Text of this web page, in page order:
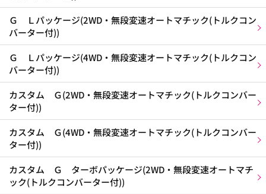
Ｇ Ｌパッケージ(2WD・無段変速オートマチック(トルクコン
バーター付))
Ｇ Ｌパッケージ(4WD・無段変速オートマチック(トルクコン
バーター付))
カスタム Ｇ(2WD・無段変速オートマチック(トルクコンバー
ター付))
カスタム Ｇ(4WD・無段変速オートマチック(トルクコンバー
ター付))
カスタム Ｇ ターボパッケージ(2WD・無段変速オートマチ
ック(トルクコンバーター付))